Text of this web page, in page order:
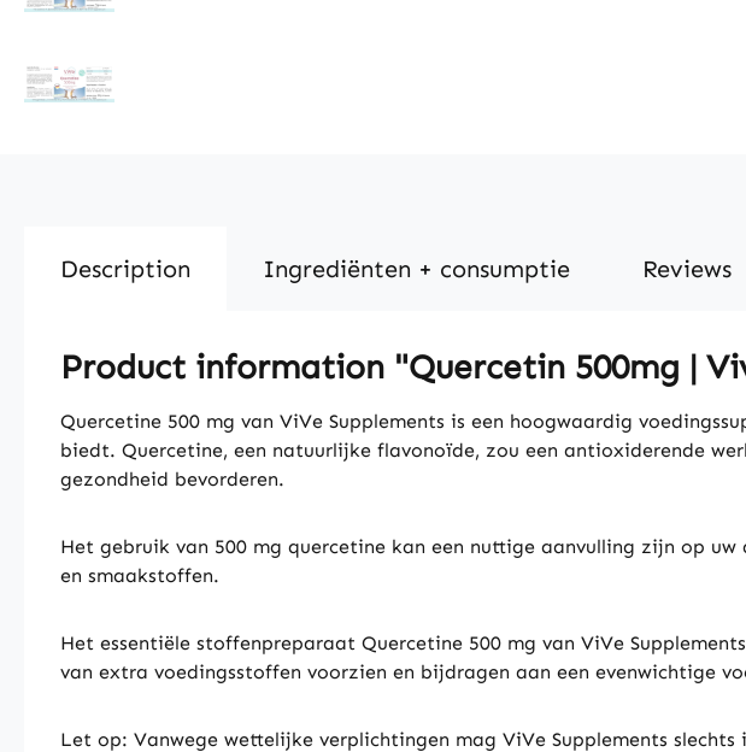
Description Ingrediënten + consumptie Reviews
Product information "Quercetin 500mg |
Quercetine 500 mg van ViVe Supplements is een hoogwaardig
biedt. Quercetine, een natuurlijke flavonoïde, zou een antioxiderende
gezondheid bevorderen.
Het gebruik van 500 mg quercetine kan een nuttige aanvulling zijn op
en smaakstoffen.
Het essentiële stoffenpreparaat Quercetine 500 mg van ViVe
van extra voedingsstoffen voorzien en bijdragen aan een evenwichtige
Let op: Vanwege wettelijke verplichtingen mag ViVe Supplements